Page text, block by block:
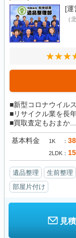
[運
（
■新型コロナウイル
■リサイクル業を長
■買取査定もおまか...
基本料金 1K
2LDK
遺品整理 生前整理
部屋片付け
見